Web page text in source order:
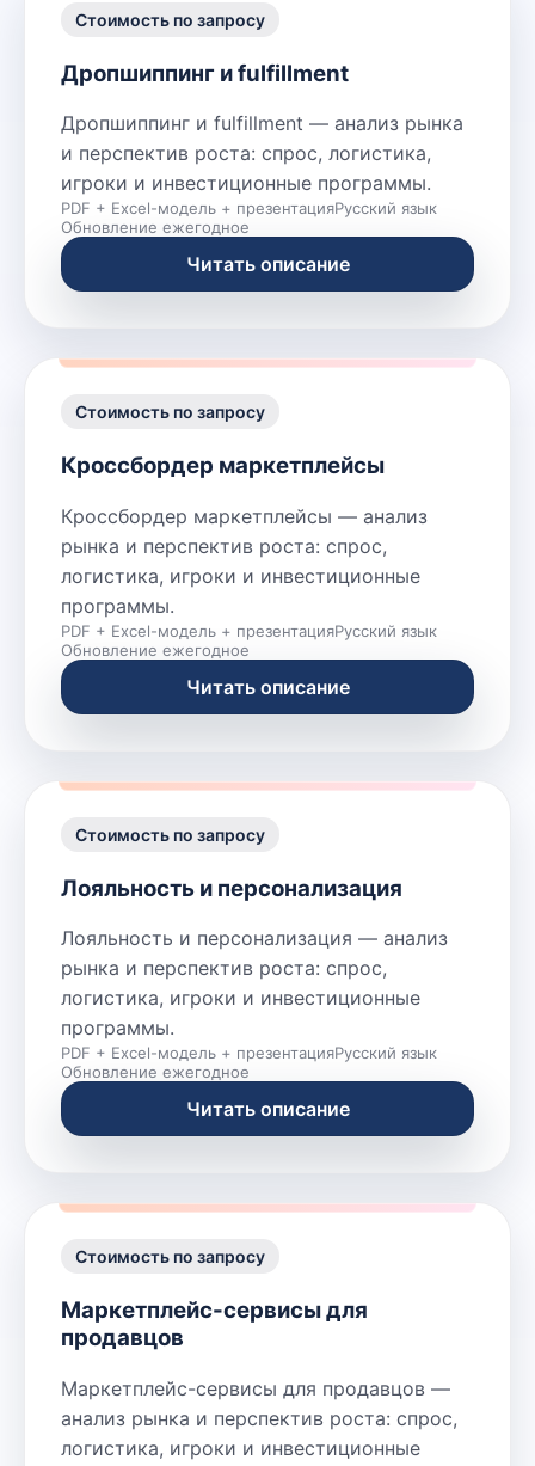
Стоимость по запросу
Дропшиппинг и fulfillment
Дропшиппинг и fulfillment — анализ рынка
и перспектив роста: спрос, логистика,
игроки и инвестиционные программы.
PDF + Excel-модель + презентацияРусский язык
Обновление ежегодное
Читать описание
Стоимость по запросу
Кроссбордер маркетплейсы
Кроссбордер маркетплейсы — анализ
рынка и перспектив роста: спрос,
логистика, игроки и инвестиционные
программы.
PDF + Excel-модель + презентацияРусский язык
Обновление ежегодное
Читать описание
Стоимость по запросу
Лояльность и персонализация
Лояльность и персонализация — анализ
рынка и перспектив роста: спрос,
логистика, игроки и инвестиционные
программы.
PDF + Excel-модель + презентацияРусский язык
Обновление ежегодное
Читать описание
Стоимость по запросу
Маркетплейс-сервисы для
продавцов
Маркетплейс-сервисы для продавцов —
анализ рынка и перспектив роста: спрос,
логистика, игроки и инвестиционные